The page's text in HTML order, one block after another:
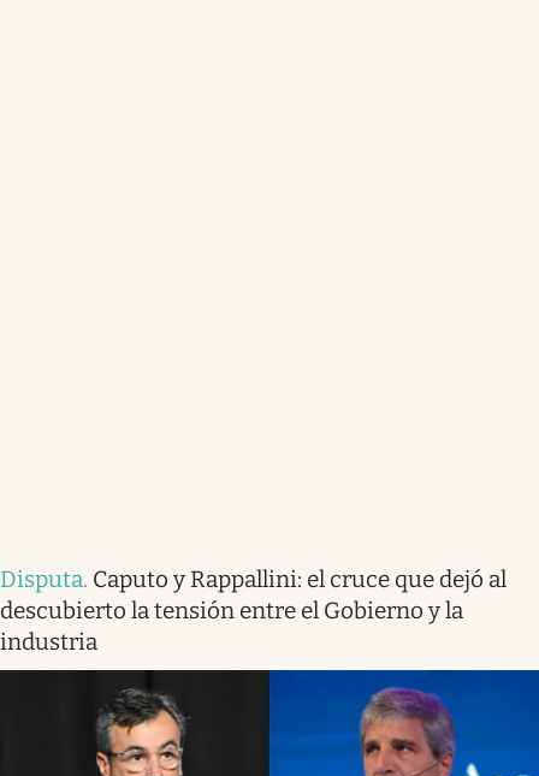
Disputa. Caputo y Rappallini: el cruce que dejó al
descubierto la tensión entre el Gobierno y la
industria